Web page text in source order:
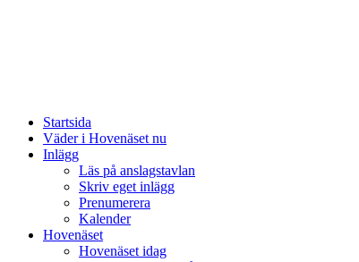
Startsida
Väder i Hovenäset nu
Inlägg
Läs på anslagstavlan
Skriv eget inlägg
Prenumerera
Kalender
Hovenäset
Hovenäset idag